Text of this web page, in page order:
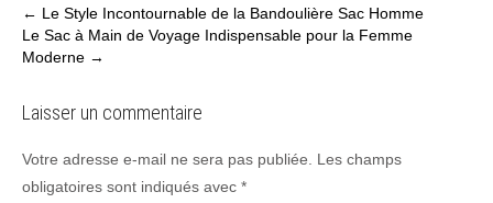
Post
navigation
← Le Style Incontournable de la Bandoulière Sac Homme
Le Sac à Main de Voyage Indispensable pour la Femme
Moderne →
Laisser un commentaire
Votre adresse e-mail ne sera pas publiée.
Les champs
obligatoires sont indiqués avec *